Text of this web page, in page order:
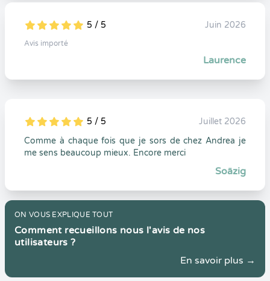
5
1
5
0 5 / 5 Juin 2026
Avis importé
Laurence
5
1
5
0 5 / 5
Juillet 2026
Comme à chaque fois que je sors de chez Andrea je
me sens beaucoup mieux. Encore merci
Soäzig
ON VOUS EXPLIQUE TOUT
Comment recueillons nous l'avis de nos
utilisateurs ?
En savoir plus →